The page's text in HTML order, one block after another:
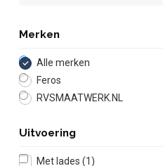
Merken
Alle merken
Feros
RVSMAATWERK.NL
Uitvoering
Met lades (1)